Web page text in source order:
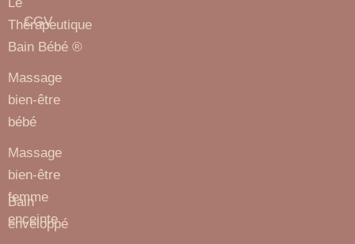
Thérapeutique
Bain Bébé ®
Massage
bien-être
bébé
Massage
bien-être
femme
enceinte
Bain
enveloppé
CGV